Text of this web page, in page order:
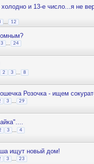
и 13-е число...я не
12
3 ... 24
2 3 8
Розочка - ищем
3 29
3 4
ищут новый дом!
3 23